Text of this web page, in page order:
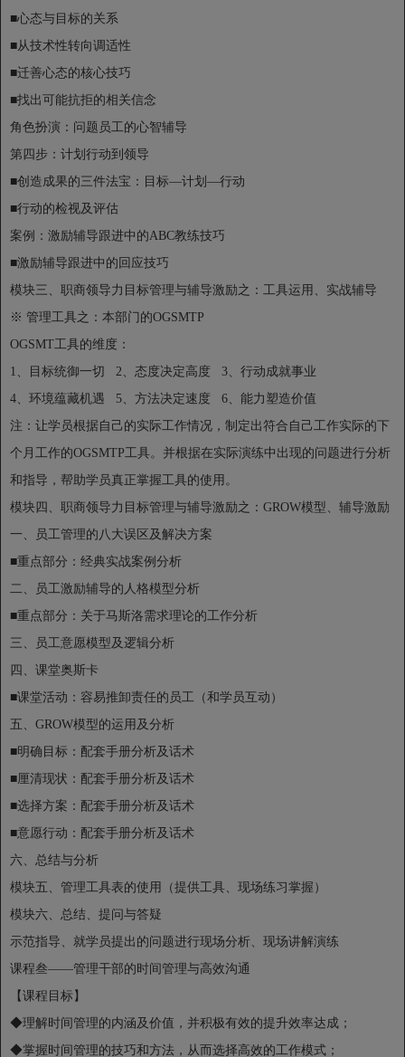
■心态与目标的关系
■从技术性转向调适性
■迁善心态的核心技巧
■找出可能抗拒的相关信念
角色扮演：问题员工的心智辅导
第四步：计划行动到领导
■创造成果的三件法宝：目标—计划—行动
■行动的检视及评估
案例：激励辅导跟进中的ABC教练技巧
■激励辅导跟进中的回应技巧
模块三、职商领导力目标管理与辅导激励之：工具运用、实战辅导
※ 管理工具之：本部门的OGSMTP
OGSMT工具的维度：
1、目标统御一切 2、态度决定高度 3、行动成就事业
4、环境蕴藏机遇 5、方法决定速度 6、能力塑造价值
注：让学员根据自己的实际工作情况，制定出符合自己工作实际的下
个月工作的OGSMTP工具。并根据在实际演练中出现的问题进行分析
和指导，帮助学员真正掌握工具的使用。
模块四、职商领导力目标管理与辅导激励之：GROW模型、辅导激励
一、员工管理的八大误区及解决方案
■重点部分：经典实战案例分析
二、员工激励辅导的人格模型分析
■重点部分：关于马斯洛需求理论的工作分析
三、员工意愿模型及逻辑分析
四、课堂奥斯卡
■课堂活动：容易推卸责任的员工（和学员互动）
五、GROW模型的运用及分析
■明确目标：配套手册分析及话术
■厘清现状：配套手册分析及话术
■选择方案：配套手册分析及话术
■意愿行动：配套手册分析及话术
六、总结与分析
模块五、管理工具表的使用（提供工具、现场练习掌握）
模块六、总结、提问与答疑
示范指导、就学员提出的问题进行现场分析、现场讲解演练
课程叁——管理干部的时间管理与高效沟通
【课程目标】
◆理解时间管理的内涵及价值，并积极有效的提升效率达成；
◆掌握时间管理的技巧和方法，从而选择高效的工作模式；